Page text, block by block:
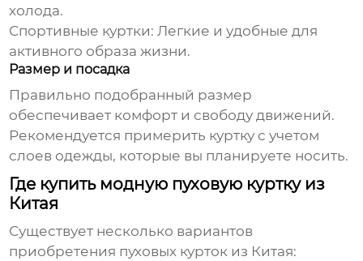
холода.
Спортивные куртки: Легкие и удобные для
активного образа жизни.
Размер и посадка
Правильно подобранный размер
обеспечивает комфорт и свободу движений.
Рекомендуется примерить куртку с учетом
слоев одежды, которые вы планируете носить.
Где купить модную пуховую куртку из
Китая
Существует несколько вариантов
приобретения пуховых курток из Китая: